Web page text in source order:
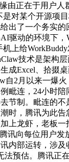
由正在于用户
对某个开源项
了一个务实的
驱动的环境下
机上给
技术是架
成Excel、拾掇
自2月以来一爆
毗连，24小时
节制。毗连的
时，腾讯为此
上龙虾，老板
讯向每位用户
内部运转，涉
法预估。腾讯正